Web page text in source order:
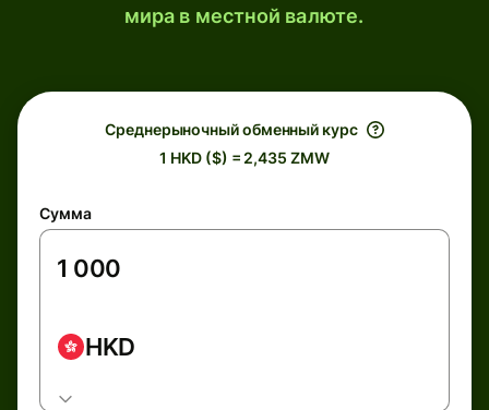
мира в местной валюте.
Среднерыночный обменный курс
1 HKD ($) = 2,435 ZMW
Сумма
HKD